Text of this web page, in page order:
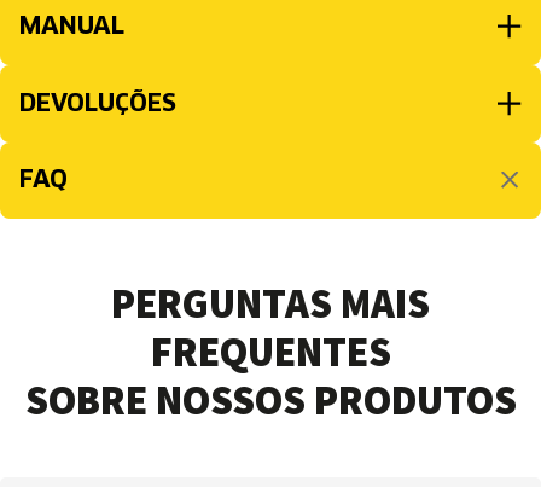
MANUAL
DEVOLUÇÕES
FAQ
PERGUNTAS MAIS
FREQUENTES
SOBRE NOSSOS PRODUTOS